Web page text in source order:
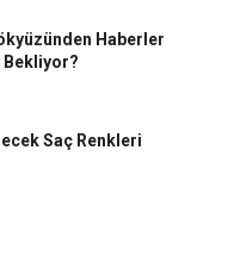
Haberler
Bekliyor?
Saç Renkleri